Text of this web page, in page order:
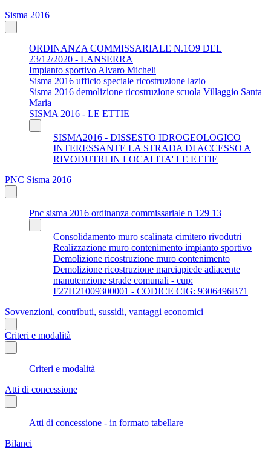
Sisma 2016
ORDINANZA COMMISSARIALE N.1O9 DEL
23/12/2020 - LANSERRA
Impianto sportivo Alvaro Micheli
Sisma 2016 ufficio speciale ricostruzione lazio
Sisma 2016 demolizione ricostruzione scuola Villaggio Santa
Maria
SISMA 2016 - LE ETTIE
SISMA2016 - DISSESTO IDROGEOLOGICO
INTERESSANTE LA STRADA DI ACCESSO A
RIVODUTRI IN LOCALITA' LE ETTIE
PNC Sisma 2016
Pnc sisma 2016 ordinanza commissariale n 129 13
Consolidamento muro scalinata cimitero rivodutri
Realizzazione muro contenimento impianto sportivo
Demolizione ricostruzione muro contenimento
Demolizione ricostruzione marciapiede adiacente
manutenzione strade comunali - cup:
F27H21009300001 - CODICE CIG: 9306496B71
Sovvenzioni, contributi, sussidi, vantaggi economici
Criteri e modalità
Criteri e modalità
Atti di concessione
Atti di concessione - in formato tabellare
Bilanci